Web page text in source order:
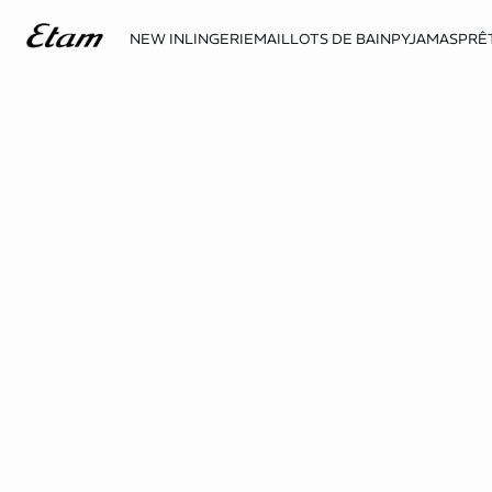
NEW INLINGERIEMAILLOTS DE BAINPYJAMAS